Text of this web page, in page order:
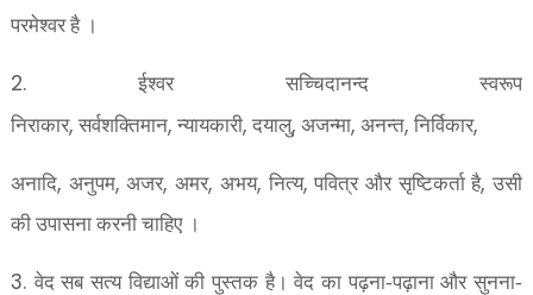
परमेश्वर है ।
2.ईश्वर सच्चिदानन्द स्वरूप
निराकार, सर्वशक्तिमान, न्यायकारी, दयालु, अजन्मा, अनन्त, निर्विकार,
अनादि, अनुपम,अजर,अमर, अभय, नित्य,पवित्र और सृष्टिकर्ता है,उसी
की उपासना करनी चाहिए ।
3. वेद सब सत्य विद्याओं की पुस्तक है। वेद का पढ़ना-पढ़ाना और सुनना-